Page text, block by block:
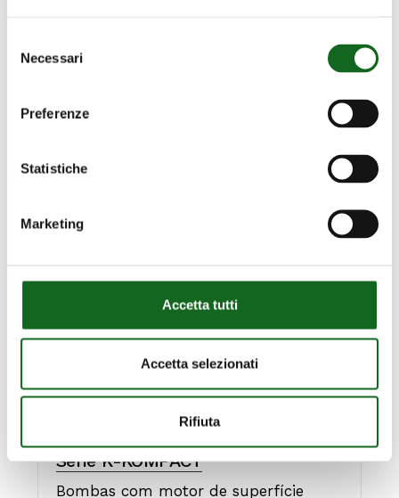
delNecessari
Preferenze
Statistiche
Marketing
Accetta tutti
Accetta selezionati
Rifiuta
Série K-KOMPACT
Bombas com motor de superfície